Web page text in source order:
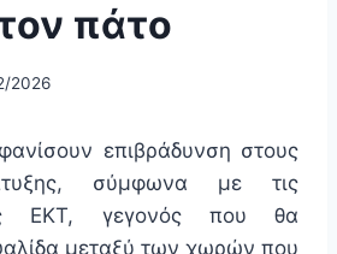
πάτο
2026
επιβράδυνση στους
σύμφωνα με τις
ΕΚΤ, γεγονός που θα
μεταξύ των χωρών που